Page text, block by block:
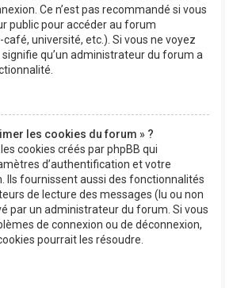
Ce n’est pas recommandé si vous
public pour accéder au forum
université, etc.). Si vous ne voyez
qu’un administrateur du forum a
les cookies du forum » ?
cookies créés par phpBB qui
d’authentification et votre
Ils fournissent aussi des fonctionnalités
de lecture des messages (lu ou non
par un administrateur du forum. Si vous
de connexion ou de déconnexion,
pourrait les résoudre.